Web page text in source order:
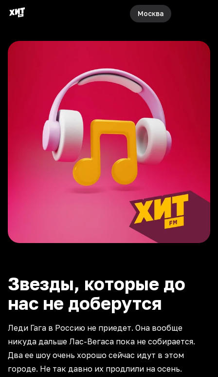
Москва
Звезды, которые до
нас не доберутся
Леди Гага в Россию не приедет. Она вообще
никуда дальше Лас-Вегаса пока не собирается.
Два ее шоу очень хорошо сейчас идут в этом
городе. Не так давно их продлили на осень.